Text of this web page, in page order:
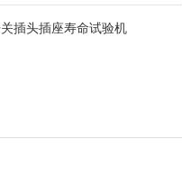
插头插座寿命试验机